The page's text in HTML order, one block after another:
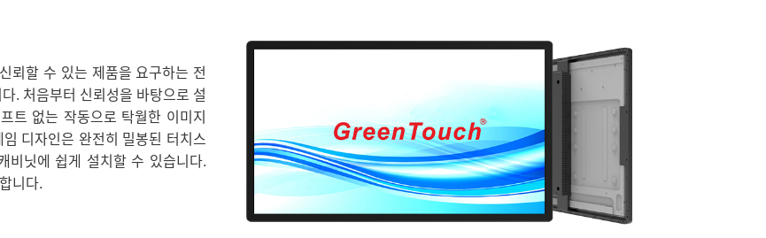
뢰할 수 있는 제품을 요구하는 전
. 처음부터 신뢰성을 바탕으로 설
트 없는 작동으로 탁월한 이미지
디자인은 완전히 밀봉된 터치스
비닛에 쉽게 설치할 수 있습니다.
니다.